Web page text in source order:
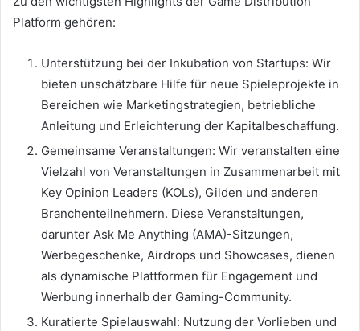
Platform gehören:
Unterstützung bei der Inkubation von Startups: Wir
bieten unschätzbare Hilfe für neue Spieleprojekte in
Bereichen wie Marketingstrategien, betriebliche
Anleitung und Erleichterung der Kapitalbeschaffung.
Gemeinsame Veranstaltungen: Wir veranstalten eine
Vielzahl von Veranstaltungen in Zusammenarbeit mit
Key Opinion Leaders (KOLs), Gilden und anderen
Branchenteilnehmern. Diese Veranstaltungen,
darunter Ask Me Anything (AMA)-Sitzungen,
Werbegeschenke, Airdrops und Showcases, dienen
als dynamische Plattformen für Engagement und
Werbung innerhalb der Gaming-Community.
Kuratierte Spielauswahl: Nutzung der Vorlieben und